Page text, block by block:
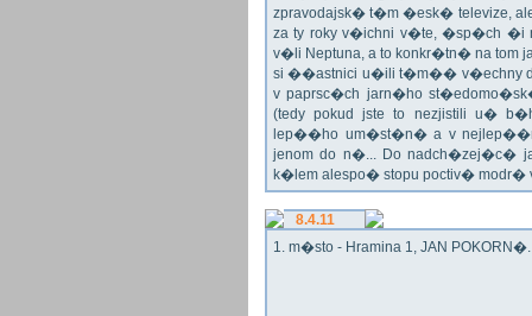
zpravodajsk� t�m �esk� televize,
za ty roky v�ichni v�te, �sp�ch
v�li Neptuna, a to konkr�tn� na tom
si ��astnici u�ili t�m�� v�echny
v paprsc�ch jarn�ho
(tedy pokud jste to nezjistili u�
lep��ho um�st�n� a v
jenom do n�... Do nadch�zej�c�
k�lem alespo� stopu poctiv�
8.4.11
1. m�sto - Hramina 1, JAN